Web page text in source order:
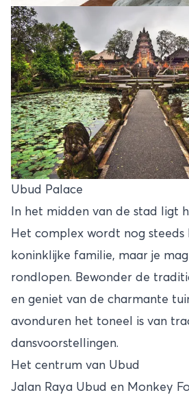
Ubud Palace
In het midden van de stad ligt
Het complex wordt nog
koninklijke familie, maar je
rondlopen. Bewonder de
en geniet van de charmante
avonduren het toneel is van
dansvoorstellingen.
Het centrum van Ubud
Jalan Raya Ubud en Monkey